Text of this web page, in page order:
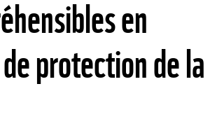
en
protection de la